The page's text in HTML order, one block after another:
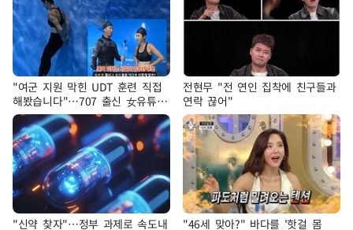
"여군 지원 막힌 UDT 훈련 직접
해봤습니다"…707 출신 女유튜버
'완벽 소화'
전현무 "전 연인 집착에 친구들과
연락 끊어"
"신약 찾자"…정부 과제로 속도내 "46세 맞아?" 바다를 '핫걸 몸